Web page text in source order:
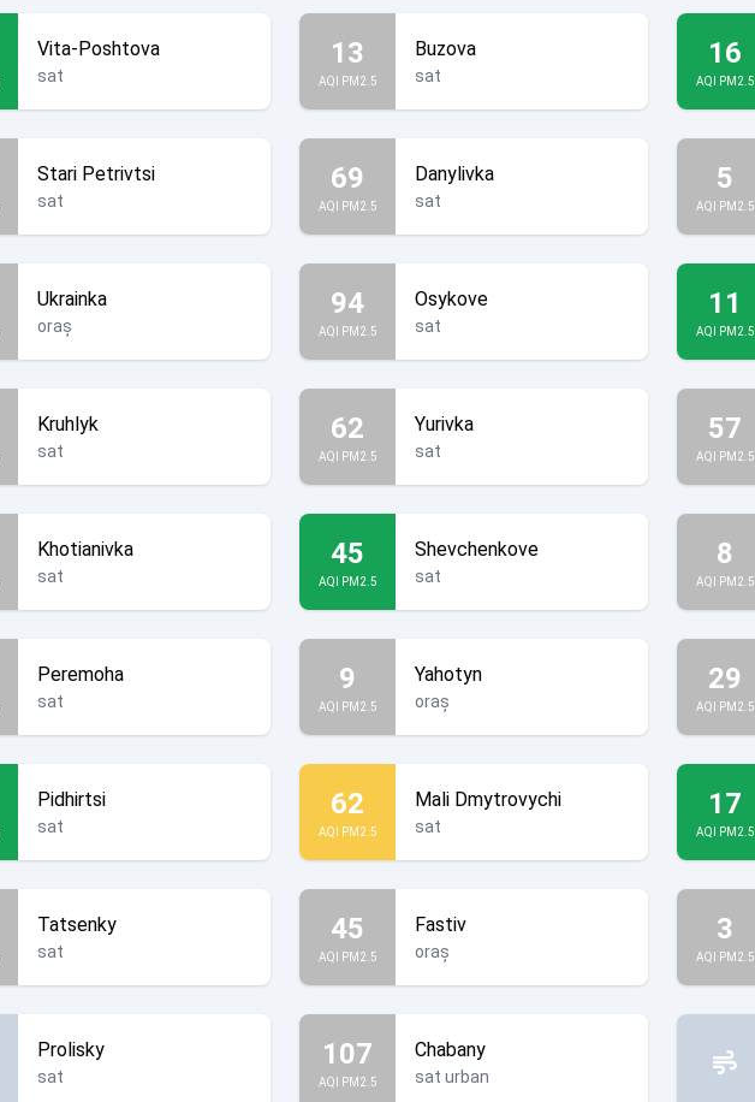
Vita-Poshtova
sat
13
AQI PM2.5
Buzova
sat
16
AQI PM2.5
Stari Petrivtsi
sat
69
AQI PM2.5
Danylivka
sat
5
AQI PM2.5
Ukrainka
oraș
94
AQI PM2.5
Osykove
sat
11
AQI PM2.5
Kruhlyk
sat
62
AQI PM2.5
Yurivka
sat
57
AQI PM2.5
Khotianivka
sat
45
AQI PM2.5
Shevchenkove
sat
8
AQI PM2.5
Peremoha
sat
9
AQI PM2.5
Yahotyn
oraș
29
AQI PM2.5
Pidhirtsi
sat
62
AQI PM2.5
Mali Dmytrovychi
sat
17
AQI PM2.5
Tatsenky
sat
45
AQI PM2.5
Fastiv
oraș
3
AQI PM2.5
Prolisky
sat
107
AQI PM2.5
Chabany
sat urban